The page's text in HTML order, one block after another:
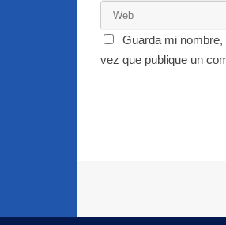
Guarda mi
vez que publique un